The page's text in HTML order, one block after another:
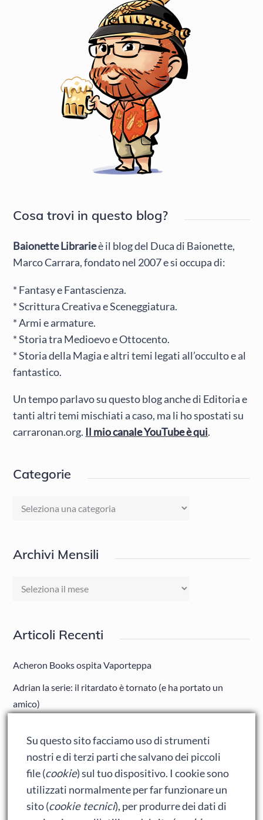
Cosa trovi in questo blog?
Baionette Librarieè il blog del Duca di Baionette,
Marco Carrara, fondato nel 2007 e si occupa di:
* Fantasy e Fantascienza.
* Scrittura Creativa e Sceneggiatura.
* Armi e armature.
* Storia tra Medioevo e Ottocento.
* Storia della Magia e altri temi legati all’occulto e al
fantastico.
Un tempo parlavo su questo blog anche di Editoria e
tanti altri temi mischiati a caso, ma li ho spostati su
carraronan.org. Il mio canale YouTube è qui.
Categorie
Categorie
Archivi Mensili
Archivi
Articoli Recenti
Acheron Books ospita Vaporteppa
Adrian la serie: il ritardato è tornato (e ha portato un
amico)
Ralph spacca Internet: analisi del film
Bumblebee: un buon film dei Transformers
Meta
Su questo sito facciamo uso di strumenti
nostri e di terzi parti che salvano dei piccoli
file (cookie) sul tuo dispositivo. I cookie sono
utilizzati normalmente per far funzionare un
sito (cookie tecnici), per produrre dei dati di